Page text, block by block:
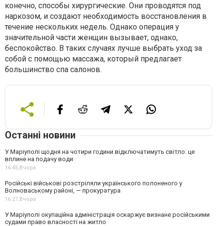
конечно, способы хирургические. Они проводятся под
наркозом, и создают необходимость восстановления в
течение нескольких недель. Однако операция у
значительной части женщин вызывает, однако,
беспокойство. В таких случаях лучше выбрать уход за
собой с помощью массажа, который предлагает
большинство спа салонов.
Останні новини
У Маріуполі щодня на чотири години відключатимуть світло: це
вплине на подачу води
16:45,Вчора
Російські військові розстріляли українського полоненого у
Волноваському районі, — прокуратура
16:27,Вчора
У Маріуполі окупаційна адміністрація оскаржує визнане російськими
судами право власності на житло